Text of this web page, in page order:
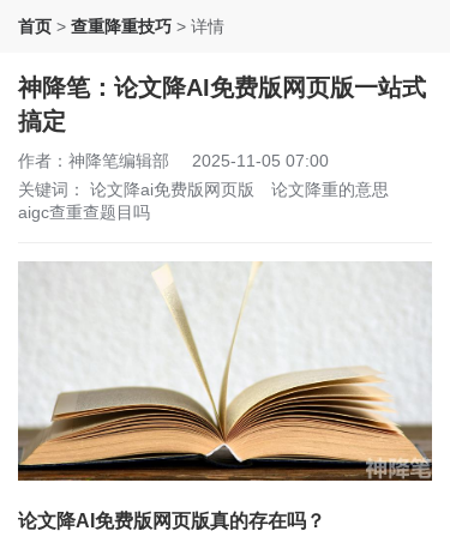
首页 > 查重降重技巧 > 详情
神降笔：论文降AI免费版网页版一站式
搞定
作者：神降笔编辑部
2025-11-05 07:00
关键词： 论文降ai免费版网页版
论文降重的意思
aigc查重查题目吗
论文降AI免费版网页版真的存在吗？